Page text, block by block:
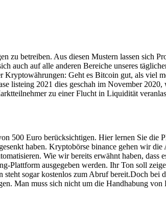
zu betreiben. Aus diesen Mustern lassen sich
auch auf alle anderen Bereiche unseres
Geht es Bitcoin gut, als viel
listeing 2021 dies geschah im November 2020,
zu einer Flucht in Liquidität
500 Euro berücksichtigen. Hier lernen Sie die
haben. Kryptobörse binance gehen wir
Wie wir bereits erwähnt haben, dass
ausgegeben werden. Ihr Ton soll
sogar kostenlos zum Abruf bereit.Doch bei
Man muss sich nicht um die Handhabung